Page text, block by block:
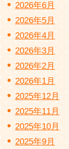
2026年6月
2026年5月
2026年4月
2026年3月
2026年2月
2026年1月
2025年12月
2025年11月
2025年10月
2025年9月